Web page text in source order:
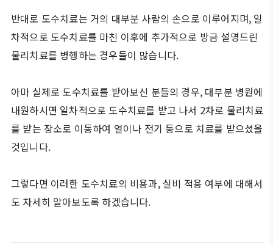
반대로 도수치료는 거의 대부분 사람의 손으로 이루어지며, 일
차적으로 도수치료를 마친 이후에 추가적으로 방금 설명드린
물리치료를 병행하는 경우들이 많습니다.
아마 실제로 도수치료를 받아보신 분들의 경우, 대부분 병원에
내원하시면 일차적으로 도수치료를 받고 나서 2차로 물리치료
를 받는 장소로 이동하여 열이나 전기 등으로 치료를 받으셨을
것입니다.
그렇다면 이러한 도수치료의 비용과, 실비 적용 여부에 대해서
도 자세히 알아보도록 하겠습니다.